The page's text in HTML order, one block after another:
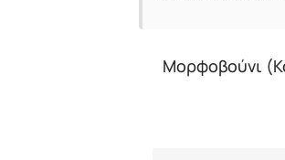
Μορφοβούνι